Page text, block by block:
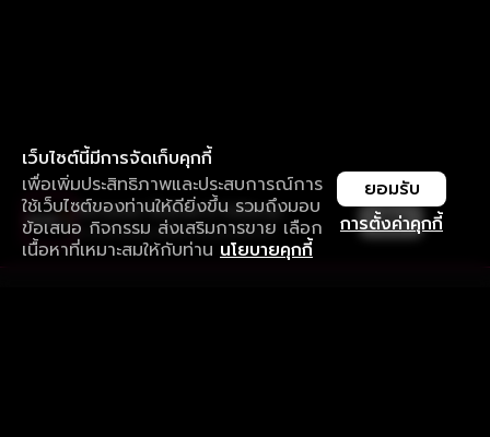
เว็บไซต์นี้มีการจัดเก็บคุกกี้
เพื่อเพิ่มประสิทธิภาพและประสบการณ์การ
ใช้เว็บไซต์ของท่านให้ดียิ่งขึ้น รวมถึงมอบ
ข้อเสนอ กิจกรรม ส่งเสริมการขาย เลือก
เนื้อหาที่เหมาะสมให้กับท่าน นโยบายคุกกี้
การตั้งค่าคุกกี้
ยอมรับ
ใช้งานแอป ลื่นไหลกว่า ไม่มีสะดุด
ดาวน์โหลดแอปเพื่อการรับชมที่ดีกว่า เปิด